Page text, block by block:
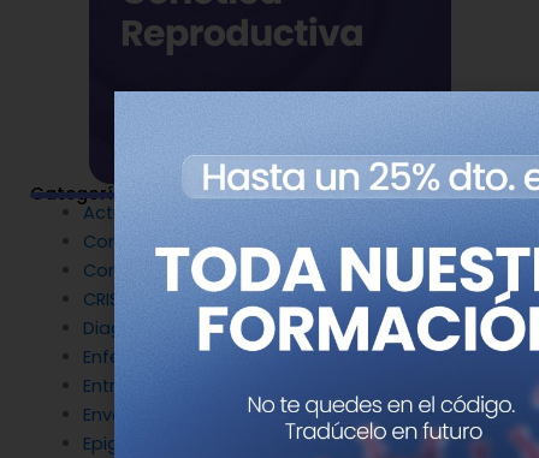
Categorías
Actualidad
Congresos
Coronavirus
CRISPR
Diagnóstico Genético
Enfermedades Raras
Entrevistas
Envejecimiento y longevidad
Epigenética